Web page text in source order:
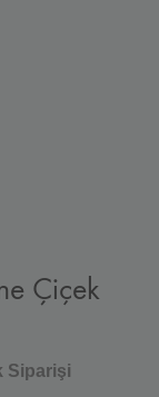
Çiçek
Siparişi